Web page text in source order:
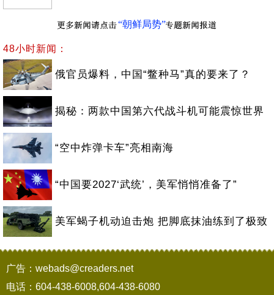
“朝鲜局势”
48小时新闻：
俄官员爆料，中国“鳖种马”真的要来了？
揭秘：两款中国第六代战斗机可能震惊世界
“空中炸弹卡车”亮相南海
“中国要2027‘武统’，美军悄悄准备了”
美军蝎子机动迫击炮 把脚底抹油练到了极致
广告：webads@creaders.net
电话：604-438-6008,604-438-6080